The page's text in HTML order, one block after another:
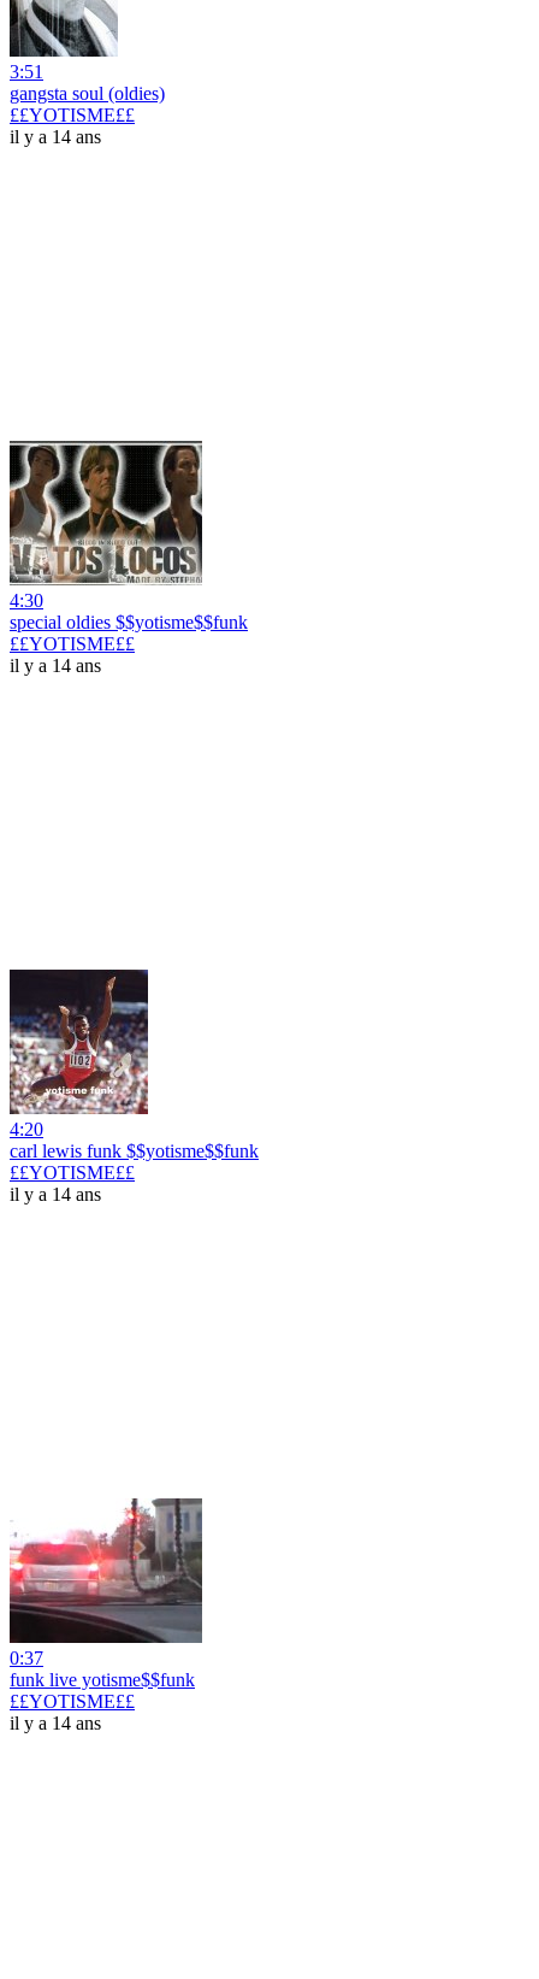
3:51
gangsta soul (oldies)
££YOTISME££
il y a 14 ans
4:30
special oldies $$yotisme$$funk
££YOTISME££
il y a 14 ans
4:20
carl lewis funk $$yotisme$$funk
££YOTISME££
il y a 14 ans
0:37
funk live yotisme$$funk
££YOTISME££
il y a 14 ans